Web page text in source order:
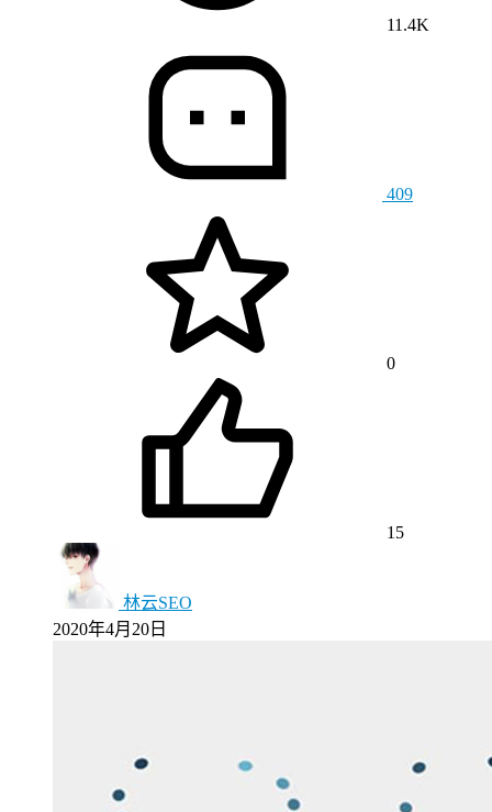
11.4K
409
0
15
林云SEO
2020年4月20日